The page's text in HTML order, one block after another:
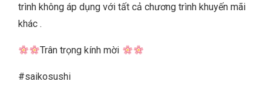
trình không áp dụng với tất cả chương trình khuyến mãi
khác .
Trân trọng kính mời
#saikosushi